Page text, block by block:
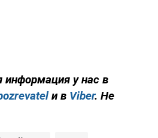
информация у нас в
и в Viber. Не